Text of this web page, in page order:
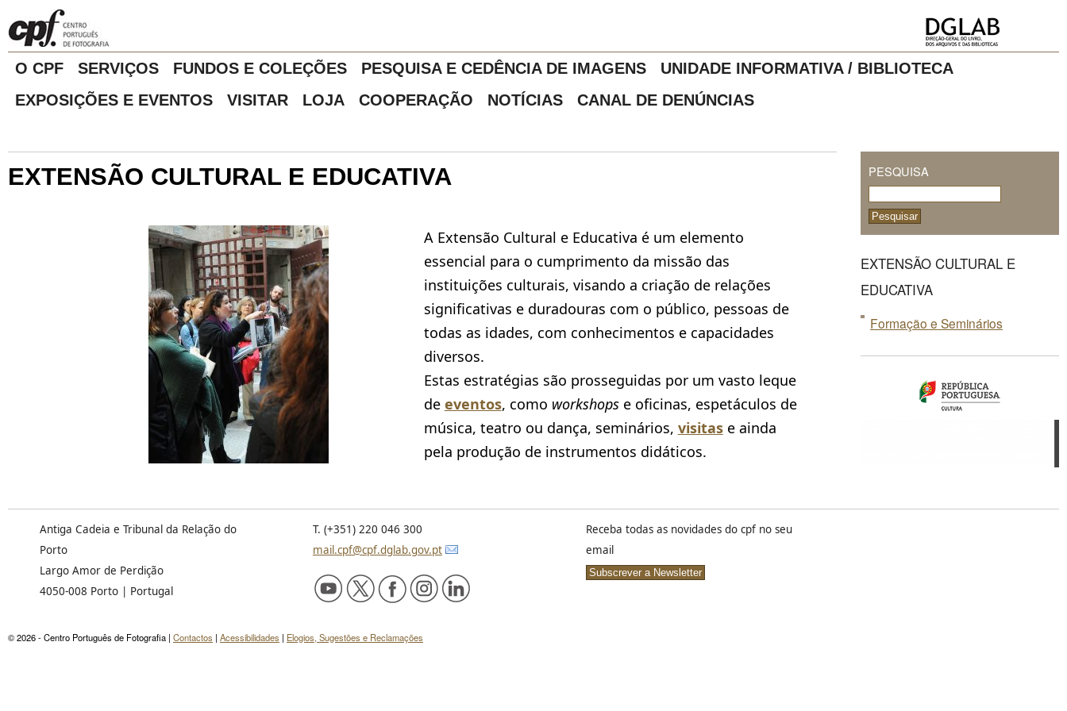
O CPF SERVIÇOS FUNDOS E COLEÇÕES PESQUISA E CEDÊNCIA DE IMAGENS
UNIDADE INFORMATIVA / BIBLIOTECA
EXPOSIÇÕES E EVENTOS
VISITAR LOJA COOPERAÇÃO NOTÍCIAS CANAL DE DENÚNCIAS
EXTENSÃO CULTURAL E EDUCATIVA
A Extensão Cultural e Educativa é um elemento
essencial para o cumprimento da missão das
instituições culturais, visando a criação de relações
significativas e duradouras com o público, pessoas de
todas as idades, com conhecimentos e capacidades
diversos.
Estas estratégias são prosseguidas por um vasto leque
de eventos, como workshopse oficinas, espetáculos de
música, teatro ou dança, seminários, visitase ainda
pela produção de instrumentos didáticos.
PESQUISA
EXTENSÃO CULTURAL E
EDUCATIVA
Formação e Seminários
Antiga Cadeia e Tribunal da Relação do
Porto
Largo Amor de Perdição
4050-008 Porto | Portugal
T. (+351) 220 046 300
mail.cpf@cpf.dglab.gov.pt
Receba todas as novidades do cpf no seu
email
© 2026 - Centro Português de Fotografia | Contactos | Acessibilidades | Elogios, Sugestões e Reclamações